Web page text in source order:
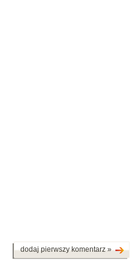
dodaj pierwszy komentarz »